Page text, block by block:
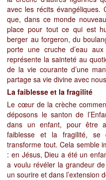
avec les récits évangéliques.
que, dans ce monde
place pour tout ce qui est
berger au forgeron, du
porte une cruche d’eau
représente la sainteté au
de la vie courante d’une
partage sa vie divine avec
La faiblesse et la fragilité
Le cœur de la crèche
déposons le santon de
dans un enfant, pour être
faiblesse et la fragilité,
transforme tout. Cela semble
: en Jésus, Dieu a été un
a voulu révéler la grandeur
un sourire et dans l’extension